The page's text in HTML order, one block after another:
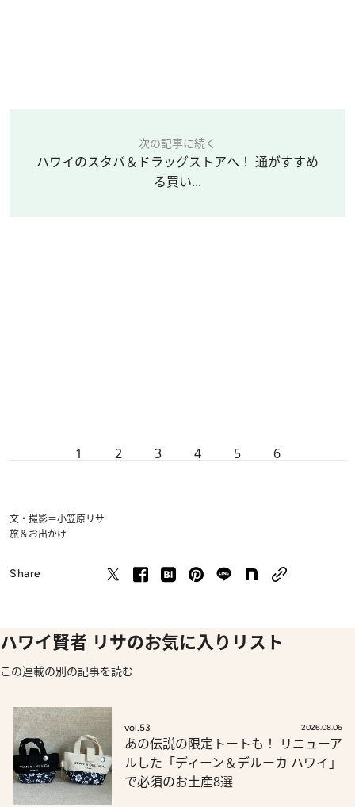
次の記事に続く
ハワイのスタバ＆ドラッグストアへ！ 通がすすめ
る買い...
1 2 3 4 5 6
文・撮影＝小笠原リサ
旅＆お出かけ
Share
ハワイ賢者 リサのお気に入りリスト
この連載の別の記事を読む
vol.53 2026.08.06
あの伝説の限定トートも！ リニューア
ルした「ディーン＆デルーカ ハワイ」
で必須のお土産8選